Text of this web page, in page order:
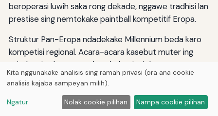
beroperasi luwih saka rong dekade, nggawe tradhisi lan
prestise sing nemtokake paintball kompetitif Eropa.
Struktur Pan-Eropa ndadekake Millennium beda karo
kompetisi regional. Acara-acara kasebut muter ing
saindenging bawana, mbutuhake tim lelungan
internasional nalika ngenalake seri kasebut kanggo
komunitas paintball sing beda-beda.
Hubungan karo kompetisi Amerika kalebu kerjasama
Kita nggunakake analisis sing ramah privasi (ora ana cookie
analisis kajaba sampeyan milih).
Ngatur Nolak cookie pilihan Nampa cookie pilihan